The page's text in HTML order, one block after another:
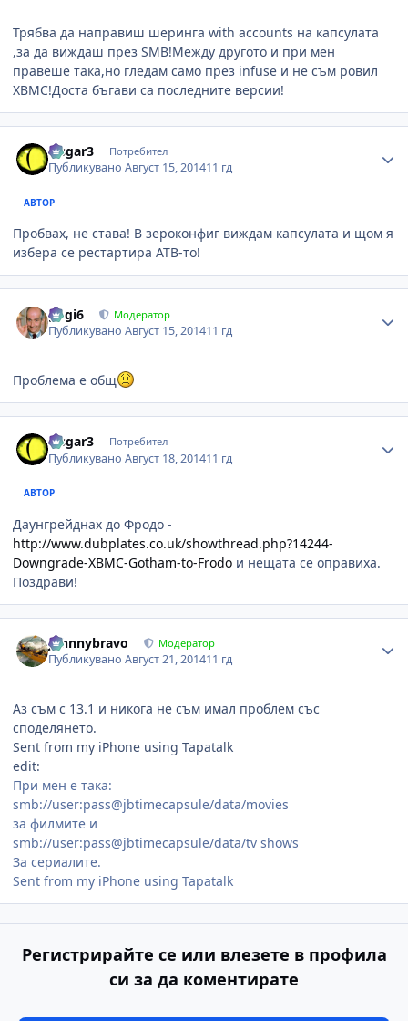
Трябва да направиш шеринга with accounts на капсулата
,за да виждаш през SMB!Между другото и при мен
правеше така,но гледам само през infuse и не съм ровил
XBMC!Доста бъгави са последните версии!
wsgar3 Потребител
ПубликуваноАвгуст 15, 201411 гд
АВТОР
Пробвах, не става! В зероконфиг виждам капсулата и щом я
избера се рестартира АТВ-то!
gogi6 Модератор
ПубликуваноАвгуст 15, 201411 гд
Проблема е общ
wsgar3 Потребител
ПубликуваноАвгуст 18, 201411 гд
АВТОР
Даунгрейднах до Фродо -
http://www.dubplates.co.uk/showthread.php?14244-
Downgrade-XBMC-Gotham-to-Frodo и нещата се оправиха.
Поздрави!
johnnybravo Модератор
ПубликуваноАвгуст 21, 201411 гд
Аз съм с 13.1 и никога не съм имал проблем със
споделянето.
Sent from my iPhone using Tapatalk
edit:
При мен е така:
smb://user:pass@jbtimecapsule/data/movies
за филмите и
smb://user:pass@jbtimecapsule/data/tv shows
За сериалите.
Sent from my iPhone using Tapatalk
Регистрирайте се или влезете в профила
си за да коментирате